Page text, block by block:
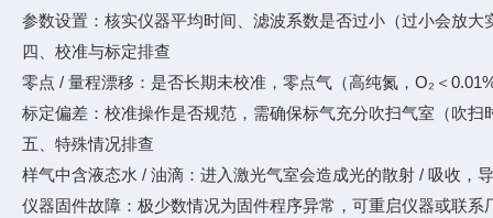
参数设置：核实仪器平均时间、滤波系数是否过小（过小会放
四、校准与标定排查
零点 / 量程漂移：是否长期未校准，零点气（高纯氮，O₂＜
标定偏差：校准操作是否规范，需确保标气充分吹扫气室（吹扫
五、特殊情况排查
样气中含液态水 / 油滴：进入激光气室会造成光的散射 / 吸收，
仪器固件故障：极少数情况为固件程序异常，可重启仪器或联系